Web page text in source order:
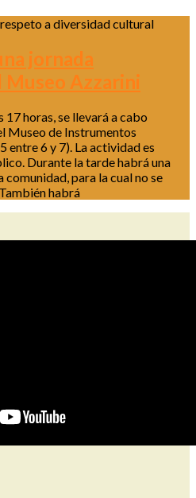
a diversidad cultural
jornada
Azzarini
17 horas, se llevará a cabo
Museo de Instrumentos
entre 6 y 7). La actividad es
Durante la tarde habrá una
para la cual no se
habrá